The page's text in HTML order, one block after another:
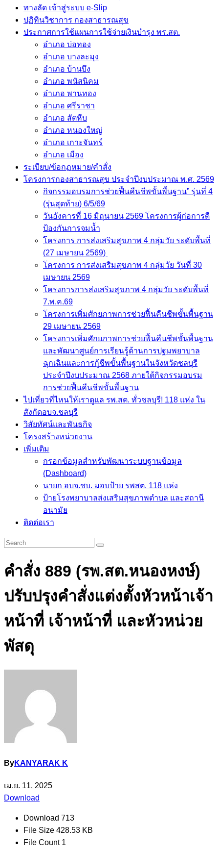
ทางลัด เข้าสู่ระบบ e-Slip
ปฏิทินวิชาการ กองสาธารณสุข
ประกาศการใช้แผนการใช้จ่ายเงินบำรุง พร.สต.
อำเภอ บ่อทอง
อำเภอ บางละมุง
อำเภอ บ้านบึง
อำเภอ พนัสนิคม
อำเภอ พานทอง
อำเภอ ศรีราชา
อำเภอ สัตหีบ
อำเภอ หนองใหญ่
อำเภอ เกาะจันทร์
อำเภอ เมือง
ระเบียบ/ข้อกฏหมาย/คำสั่ง
โครงการกองสาธารณสุข ประจำปีงบประมาณ พ.ศ. 2569
กิจกรรมอบรมการช่วยฟื้นคืนชีพขั้นพื้นฐาน” รุ่นที่ 4
(รุ่นสุดท้าย) 6/5/69
วันอังคารที่ 16 มิถุนายน 2569 โครงการผู้ก่อการดี
ป้องกันการจมน้ำ
โครงการ การส่งเสริมสุขภาพ 4 กลุ่มวัย ระดับพื้นที่
(27 เมษายน 2569)
โครงการ การส่งเสริมสุขภาพ 4 กลุ่มวัย วันที่ 30
เมษายน 2569
โครงการการส่งเสริมสุขภาพ 4 กลุ่มวัย ระดับพื้นที่
7.พ.ค.69
โครงการเพิ่มศักยภาพการช่วยฟื้นคืนชีพขั้นพื้นฐาน
29 เมษายน 2569
โครงการเพิ่มศักยภาพการช่วยฟื้นคืนชีพขั้นพื้นฐาน
และพัฒนาศูนย์การเรียนรู้ด้านการปฐมพยาบาล
ฉุกเฉินและการกู้ชีพขั้นพื้นฐานในจังหวัดชลบุรี
ประจำปีงบประมาณ 2568 ภายใต้กิจกรรมอบรม
การช่วยฟื้นคืนชีพขั้นพื้นฐาน
ไปเที่ยวที่ไหนให้เราดูแล รพ.สต. ทั่วชลบุรี! 118 แห่ง ใน
สังกัดอบจ.ชลบุรี
วิสัยทัศน์และพันธกิจ
โครงสร้างหน่วยงาน
เพิ่มเติม
กรอกข้อมูลสำหรับพัฒนาระบบฐานข้อมูล
(Dashboard)
นายก อบจ.ชบ. มอบป้าย รพสต. 118 แห่ง
ป้ายโรงพยาบาลส่งเสริมสุขภาพตำบล และสถานี
อนามัย
ติดต่อเรา
คำสั่ง 889 (รพ.สต.หนองหงษ์)
ปรับปรุงคำสั่งแต่งตั้งหัวหน้าเจ้า
หน้าที่ เจ้าหน้าที่ และหัวหน่วย
พัสดุ
ByKANYARAK K
เม.ย. 11, 2025
Download
Download 713
File Size 428.53 KB
File Count 1